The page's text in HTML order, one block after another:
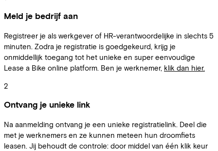
Meld je bedrijf aan
Registreer je als werkgever of HR-verantwoordelijke in slechts 5
minuten. Zodra je registratie is goedgekeurd, krijg je
onmiddellijk toegang tot het unieke en super eenvoudige
Lease a Bike online platform. Ben je werknemer, klik dan hier.
2
Ontvang je unieke link
Na aanmelding ontvang je een unieke registratielink. Deel die
met je werknemers en ze kunnen meteen hun droomfiets
leasen. Jij behoudt de controle: door middel van één klik keur